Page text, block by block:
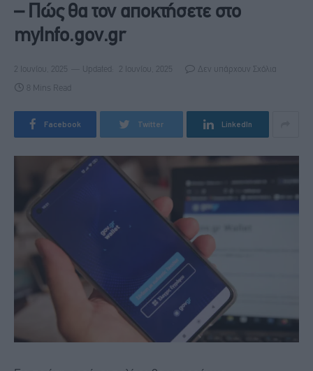
– Πώς θα τον αποκτήσετε στο
myInfo.gov.gr
2 Ιουνίου, 2025 Updated: 2 Ιουνίου, 2025 Δεν υπάρχουν Σχόλια
8 Mins Read
Facebook Twitter LinkedIn